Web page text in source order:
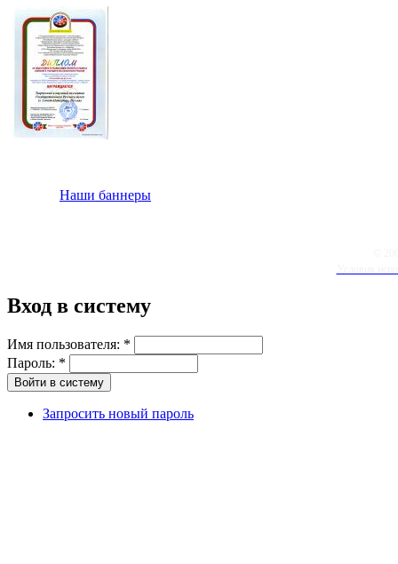
Наши баннеры
Вход в систему
Имя пользователя: *
Пароль: *
Запросить новый пароль